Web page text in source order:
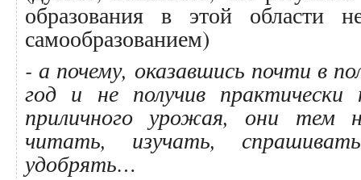
образования в этой области
самообразованием)
- а почему, оказавшись почти в
год и не получив
приличного урожая, они тем
читать, изучать,
удобрять…